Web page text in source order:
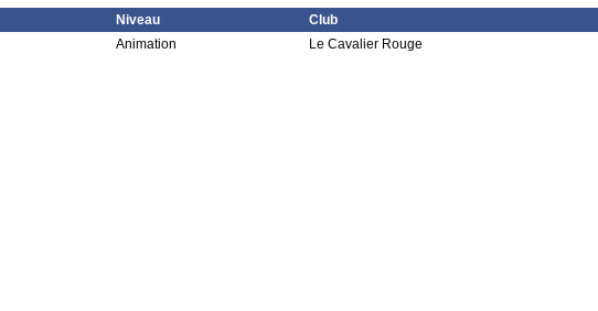
Niveau
Club
Animation Le Cavalier Rouge